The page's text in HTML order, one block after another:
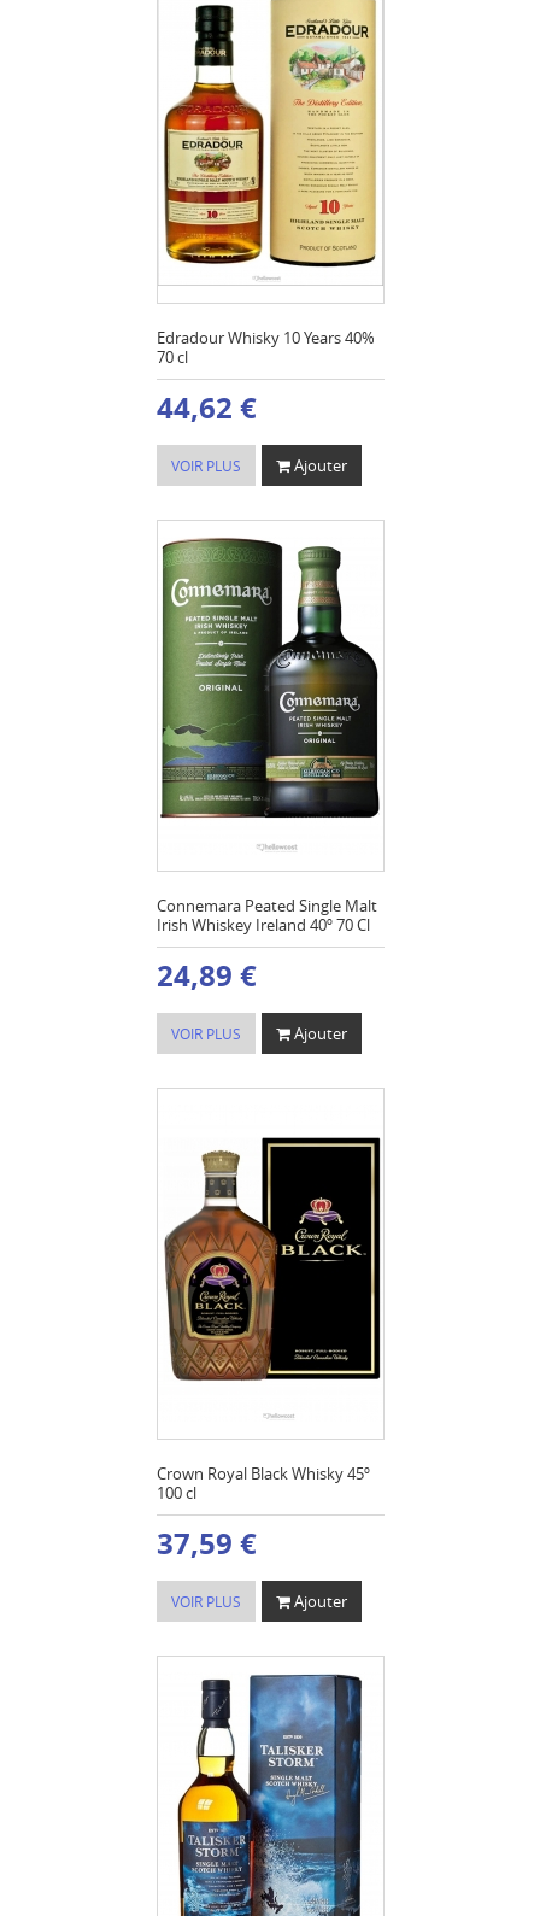
Edradour Whisky 10 Years 40%
70 cl
44,62 €
VOIR PLUS Ajouter
Connemara Peated Single Malt
Irish Whiskey Ireland 40º 70 Cl
24,89 €
VOIR PLUS Ajouter
Crown Royal Black Whisky 45º
100 cl
37,59 €
VOIR PLUS Ajouter